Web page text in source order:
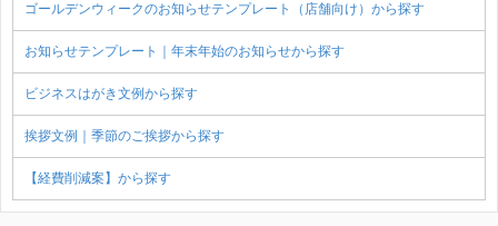
ゴールデンウィークのお知らせテンプレート（店舗向け）から探す
お知らせテンプレート｜年末年始のお知らせから探す
ビジネスはがき文例から探す
挨拶文例｜季節のご挨拶から探す
【経費削減案】から探す